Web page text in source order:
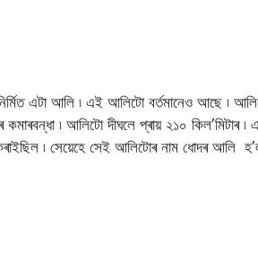
এটা আলি ৷ এই আলিটো বৰ্তমানেও আছে ৷
৷ আলিটো দীঘলে প্ৰায় ২১০ কিল’মিটাৰ
৷ সেয়েহে সেই আলিটোৰ নাম ধোদৰ আলি